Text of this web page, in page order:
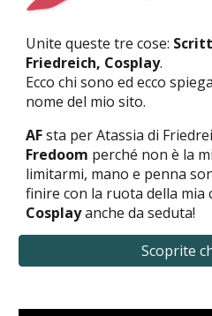
Unite queste tre cose:
Friedreich, Cosplay.
Ecco chi sono ed ecco
nome del mio sito.
AFsta per Atassia di
Fredoom perché non è la
limitarmi, mano e penna
finire con la ruota della mia
Cosplayanche da seduta!
Scoprite